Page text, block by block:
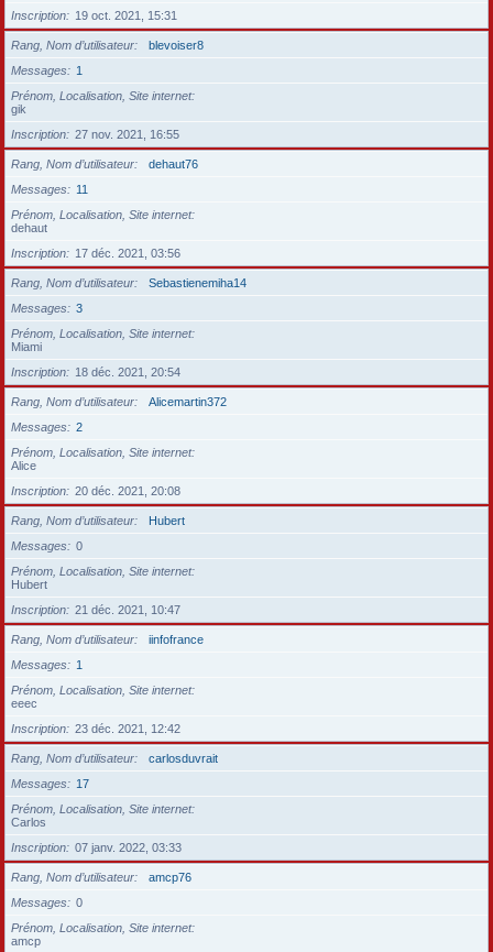
Inscription
19 oct. 2021, 15:31
Rang, Nom d’utilisateur
blevoiser8
Messages
1
Prénom, Localisation, Site internet
gik
Inscription
27 nov. 2021, 16:55
Rang, Nom d’utilisateur
dehaut76
Messages
11
Prénom, Localisation, Site internet
dehaut
Inscription
17 déc. 2021, 03:56
Rang, Nom d’utilisateur
Sebastienemiha14
Messages
3
Prénom, Localisation, Site internet
Miami
Inscription
18 déc. 2021, 20:54
Rang, Nom d’utilisateur
Alicemartin372
Messages
2
Prénom, Localisation, Site internet
Alice
Inscription
20 déc. 2021, 20:08
Rang, Nom d’utilisateur
Hubert
Messages
0
Prénom, Localisation, Site internet
Hubert
Inscription
21 déc. 2021, 10:47
Rang, Nom d’utilisateur
iinfofrance
Messages
1
Prénom, Localisation, Site internet
eeec
Inscription
23 déc. 2021, 12:42
Rang, Nom d’utilisateur
carlosduvrait
Messages
17
Prénom, Localisation, Site internet
Carlos
Inscription
07 janv. 2022, 03:33
Rang, Nom d’utilisateur
amcp76
Messages
0
Prénom, Localisation, Site internet
amcp